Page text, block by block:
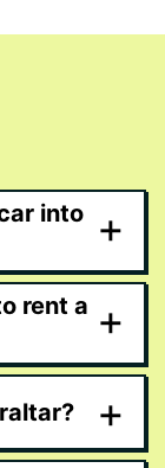
into +
rent a +
+